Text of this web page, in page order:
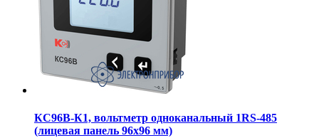
КС96В-К1, вольтметр одноканальный 1RS-485
(лицевая панель 96х96 мм)